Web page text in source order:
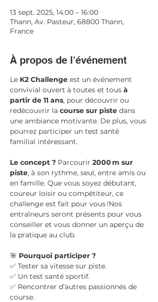
13 sept. 2025, 14:00 – 16:00
Thann, Av. Pasteur, 68800 Thann,
France
À propos de l'événement
Le K2 Challenge est un événement
convivial ouvert à toutes et tous à
partir de 11 ans, pour découvrir ou
redécouvrir la course sur piste dans
une ambiance motivante. De plus, vous
pourrez participer un test santé
familial intéressant.
Le concept ? Parcourir 2000 m sur
piste, à son rythme, seul, entre amis ou
en famille. Que vous soyez débutant,
coureur loisir ou compétiteur, ce
challenge est fait pour vous !Nos
entraîneurs seront présents pour vous
conseiller et vous donner un aperçu de
la pratique au club.
🎯 Pourquoi participer ?
✅ Tester sa vitesse sur piste.
✅ Un test santé sportif.
✅ Rencontrer d’autres passionnés de
course.